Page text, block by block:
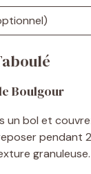
Boulgour
un bol et
pendant
granuleuse.